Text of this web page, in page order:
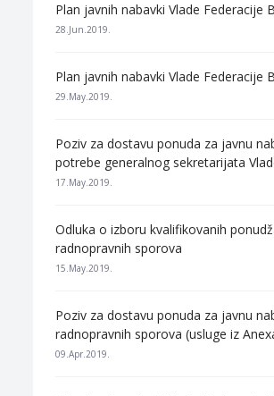
Plan javnih nabavki Vlade Federacije
28.Jun.2019.
Plan javnih nabavki Vlade Federacije
29.May.2019.
Poziv za dostavu ponuda za javnu
potrebe generalnog sekretarijata
17.May.2019.
Odluka o izboru kvalifikovanih
radnopravnih sporova
15.May.2019.
Poziv za dostavu ponuda za javnu
radnopravnih sporova (usluge iz
09.Apr.2019.